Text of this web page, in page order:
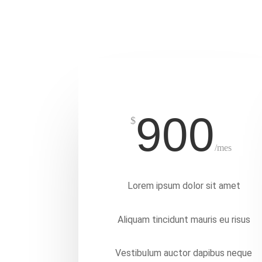
$900/mes
Lorem ipsum dolor sit amet
Aliquam tincidunt mauris eu risus
Vestibulum auctor dapibus neque